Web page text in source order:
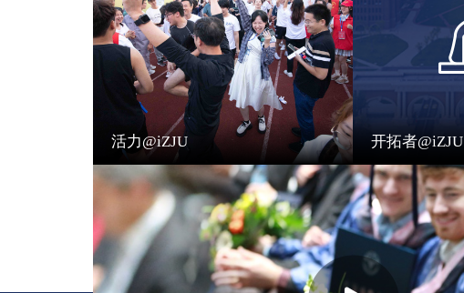
活力@iZJU 开拓者@iZJU